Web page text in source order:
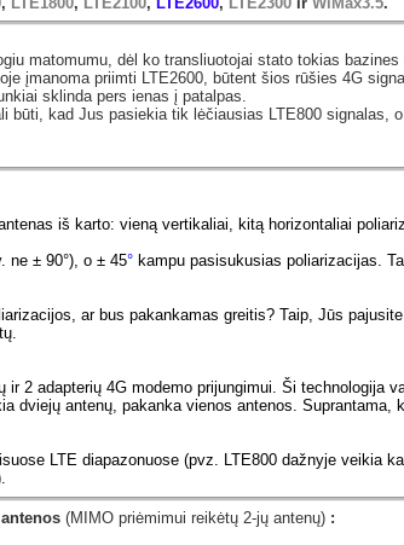
matomumu, dėl ko transliuotojai stato tokias
įmanoma priimti LTE2600, būtent šios rūšies 4G
sklinda pers ienas į patalpas.
kad Jus pasiekia tik lėčiausias LTE800 signalas,
iš karto: vieną vertikaliai, kitą horizontaliai
ne ± 90°), o ± 45° kampu pasisukusias poliarizacijas.
ar bus pakankamas greitis? Taip, Jūs
2 adapterių 4G modemo prijungimui. Ši technologija
dviejų antenų, pakanka vienos antenos. Suprantama,
LTE diapazonuose (pvz. LTE800 dažnyje veikia
(MIMO priėmimui reikėtų 2-jų antenų) :